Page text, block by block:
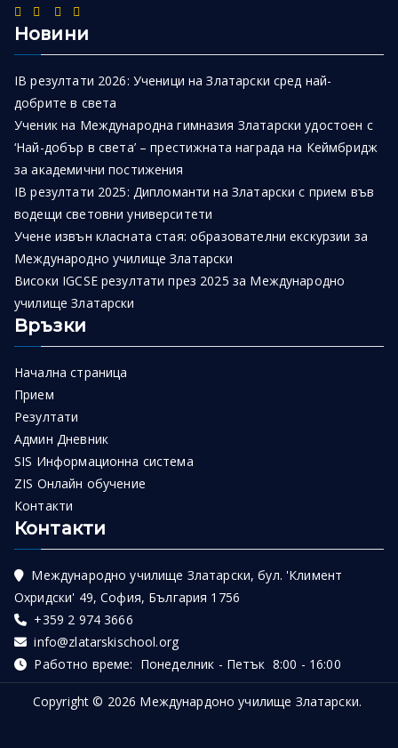
Новини
IB резултати 2026: Ученици на Златарски сред най-
добрите в света
Ученик на Международна гимназия Златарски удостоен с
‘Най-добър в света’ – престижната награда на Кеймбридж
за академични постижения
IB резултати 2025: Дипломанти на Златарски с прием във
водещи световни университети
Учене извън класната стая: образователни екскурзии за
Международно училище Златарски
Високи IGCSE резултати през 2025 за Международно
училище Златарски
Връзки
Начална страница
Прием
Резултати
Админ Дневник
SIS Информационна система
ZIS Онлайн обучение
Контакти
Контакти
Международно училище Златарски, бул. 'Климент
Охридски' 49, София, България 1756
+359 2 974 3666
info@zlatarskischool.org
Работно време: Понеделник - Петък 8:00 - 16:00
Copyright © 2026 Междунардоно училище Златарски.